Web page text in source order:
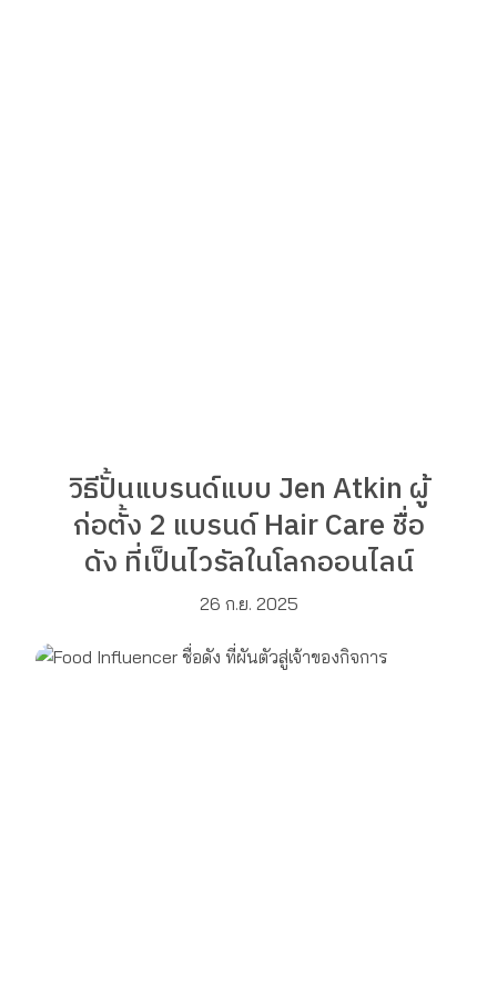
วิธีปั้นแบรนด์แบบ Jen Atkin ผู้
ก่อตั้ง 2 แบรนด์ Hair Care ชื่อ
ดัง ที่เป็นไวรัลในโลกออนไลน์
26 ก.ย. 2025